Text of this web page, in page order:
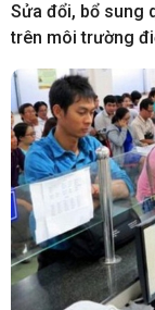
Sửa đổi, bổ sung
trên môi trường